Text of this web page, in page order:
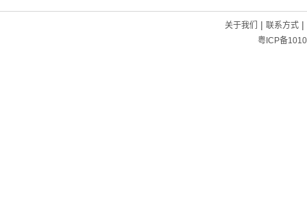
关于我们 | 联系方式|
粤ICP备